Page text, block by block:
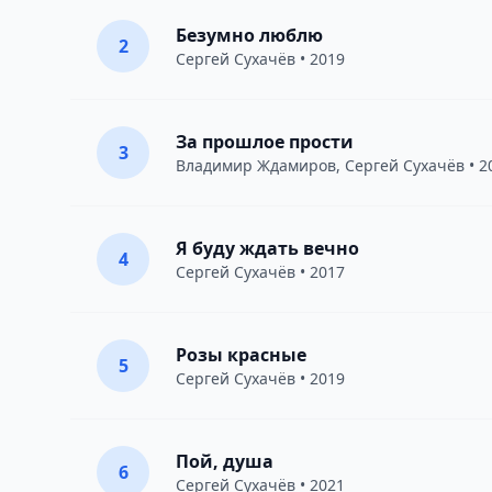
2 Безумно люблю
Сергей Сухачёв • 2019
3 За прошлое прости
Владимир Ждамиров, Сергей Сухачёв •
4 Я буду ждать вечно
Сергей Сухачёв • 2017
5 Розы красные
Сергей Сухачёв • 2019
6 Пой, душа
Сергей Сухачёв • 2021